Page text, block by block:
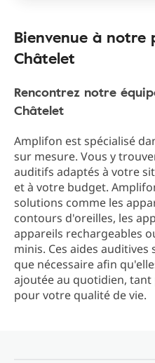
Bienvenue à
Châtelet
Rencontrez notre
Châtelet
Amplifon est spécialisé
sur mesure. Vous y
auditifs adaptés à votre
et à votre budget.
solutions comme les
contours d'oreilles, les
appareils rechargeables
minis. Ces aides
que nécessaire afin
ajoutée au quotidien,
pour votre qualité de vie.